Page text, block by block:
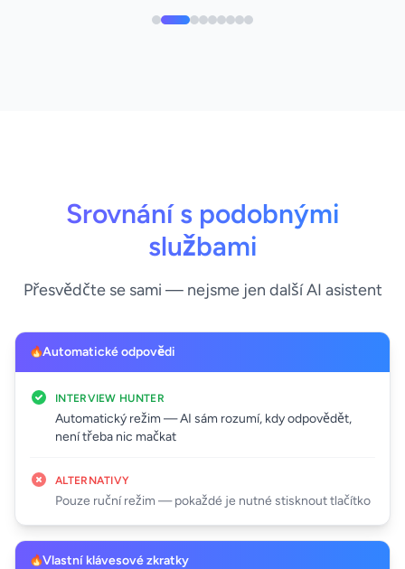
Srovnání s podobnými
službami
Přesvědčte se sami — nejsme jen další AI asistent
Automatické odpovědi
INTERVIEW HUNTER
Automatický režim — AI sám rozumí, kdy odpovědět,
není třeba nic mačkat
ALTERNATIVY
Pouze ruční režim — pokaždé je nutné stisknout tlačítko
Vlastní klávesové zkratky